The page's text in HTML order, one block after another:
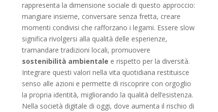
rappresenta la dimensione sociale di questo approccio:
mangiare insieme, conversare senza fretta, creare
momenti condivisi che rafforzano i legami. Essere slow
significa rivolgersi alla qualità delle esperienze,
tramandare tradizioni locali, promuovere
sostenibilità ambientale e rispetto per la diversità.
Integrare questi valori nella vita quotidiana restituisce
senso alle azioni e permette di riscoprire con orgoglio
la propria identità, migliorando la qualità dell’esistenza.
Nella società digitale di oggi, dove aumenta il rischio di